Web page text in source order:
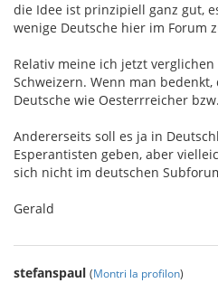
die Idee ist prinzipiell ganz gut,
wenige Deutsche hier im Forum
Relativ meine ich jetzt
Schweizern. Wenn man bedenkt,
Deutsche wie Oesterrreicher
Andererseits soll es ja in
Esperantisten geben, aber
sich nicht im deutschen
Gerald
stefanspaul (Montri la profilon)